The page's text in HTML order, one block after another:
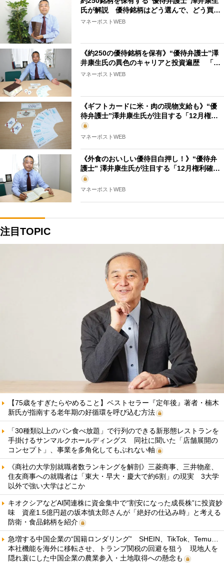
氏が解説 優待銘柄はどう選んで、どう買…
マネーポストWEB
《約250の優待銘柄を保有》“優待弁護士”澤
井康生氏の異色のキャリアと投資遍歴 「…
マネーポストWEB
《ギフトカードに米・肉の現物支給も》“優
待弁護士”澤井康生氏が注目する「12月権…
マネーポストWEB
《外食のおいしい優待目白押し！》“優待弁
護士” 澤井康生氏が注目する「12月権利確…
マネーポストWEB
注目TOPIC
【75歳をすぎたらやめること】ベストセラー『定年後』著者・楠木
新氏が指南する老年期の好循環を呼び込む方法
「30種類以上のパン食べ放題」で行列のできる新形態レストランを
手掛けるサンマルクホールディングス 同社に聞いた「店舗展開の
コンセプト」、事業を多角化してもぶれない軸
《商社の大学別就職者数ランキングを解剖》三菱商事、三井物産、
住友商事への就職者は「東大・早大・慶大で約6割」の現実 3大学
以外で強い大学はどこか
キオクシアなどAI関連株に資金集中で“割安になった成長株”に投資妙
味 資産1.5億円超の坂本慎太郎さんが「絶好の仕込み時」と考える
防衛・食品銘柄を紹介
急増する中国企業の“国籍ロンダリング” SHEIN、TikTok、Temu…
本社機能を海外に移転させ、トランプ関税の回避を狙う 現地人を
隠れ蓑にした中国企業の農業参入・土地取得への懸念も